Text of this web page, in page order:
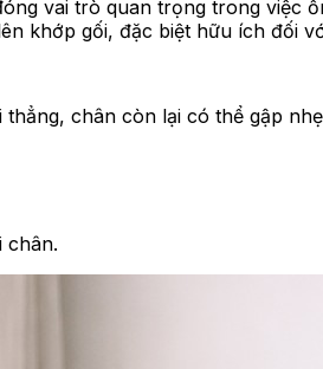
vai trò quan trọng trong
khớp gối, đặc biệt hữu ích đối
chân còn lại có thể gập
chân.